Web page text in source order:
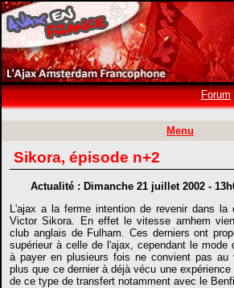
Forum
Menu
Sikora, épisode n+2
Actualité : Dimanche 21 juillet 2002 -
L'ajax a la ferme intention de revenir dans la
Victor Sikora. En effet le vitesse arnhem
club anglais de Fulham. Ces derniers ont
supérieur à celle de l'ajax, cependant le mode
à payer en plusieurs fois ne convient pas au
plus que ce dernier à déjà vécu une
de ce type de transfert notamment avec le